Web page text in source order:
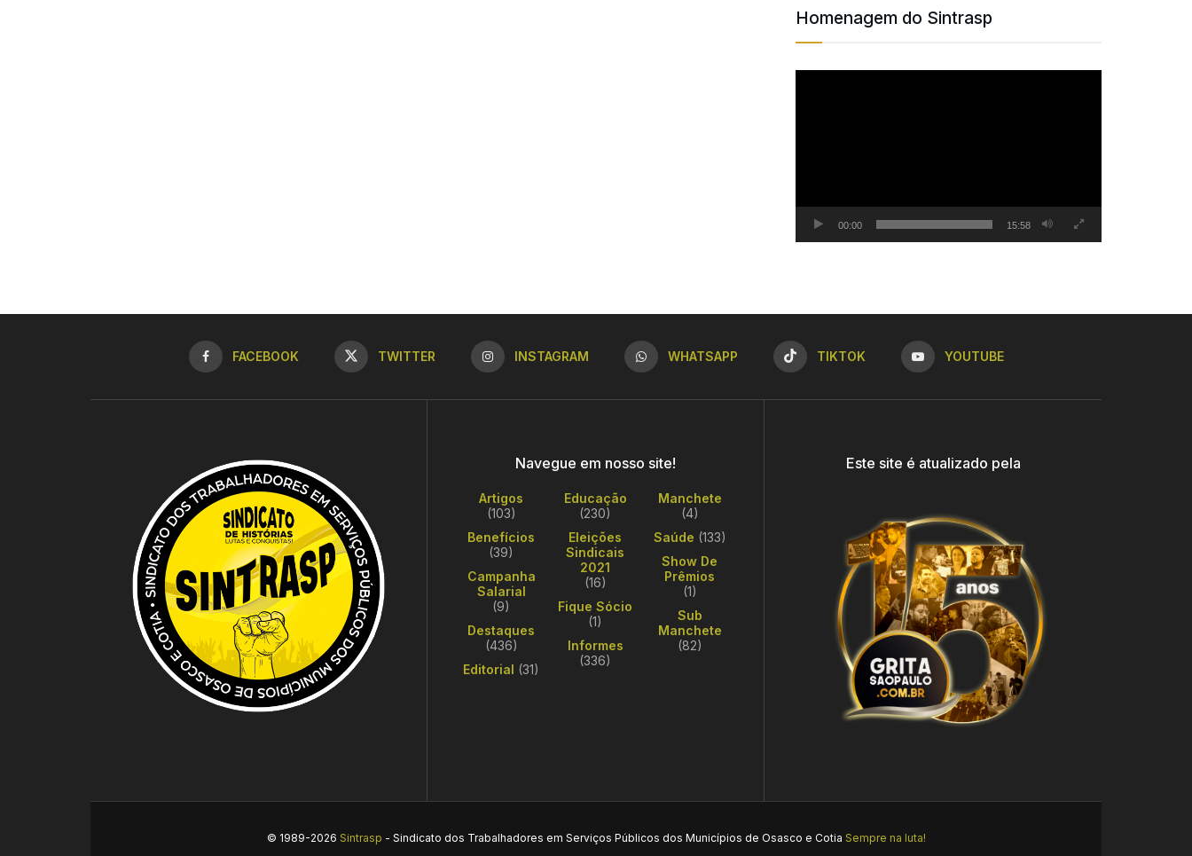
Homenagem do Sintrasp
00:00 15:58
FACEBOOK TWITTER INSTAGRAM WHATSAPP TIKTOK YOUTUBE
Navegue em nosso site!
Artigos
(103)
Benefícios
(39)
Campanha
Salarial
(9)
Destaques
(436)
Editorial (31)
Educação
(230)
Eleições
Sindicais
2021
(16)
Fique Sócio
(1)
Informes
(336)
Manchete
(4)
Saúde (133)
Show De
Prêmios
(1)
Sub
Manchete
(82)
Este site é atualizado pela
© 1989-2026 Sintrasp - Sindicato dos Trabalhadores em Serviços Públicos dos Municípios de Osasco e Cotia Sempre na luta!